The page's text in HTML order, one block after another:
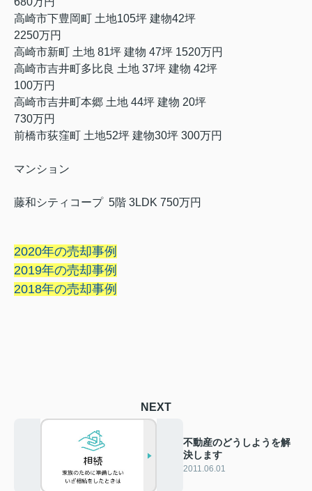
高崎市下豊岡町 土地105坪 建物42坪
2250万円
高崎市新町 土地 81坪 建物 47坪 1520万円
高崎市吉井町多比良 土地 37坪 建物 42坪
100万円
高崎市吉井町本郷 土地 44坪 建物 20坪
730万円
前橋市荻窪町 土地52坪 建物30坪 300万円
マンション
藤和シティコープ 5階 3LDK 750万円
2020年の売却事例
2019年の売却事例
2018年の売却事例
NEXT
不動産のどうしようを解
決します
2011.06.01